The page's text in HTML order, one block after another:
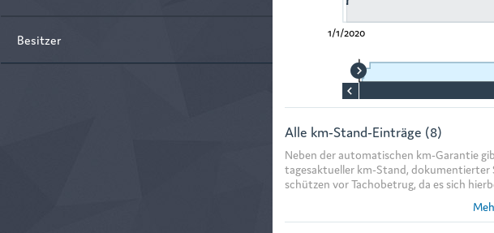
Besitzer 1/1/2020
Alle km-Stand-Einträge (8)
Neben der automatischen km-Garantie
tagesaktueller km-Stand, dokumentierter
schützen vor Tachobetrug, da es sich